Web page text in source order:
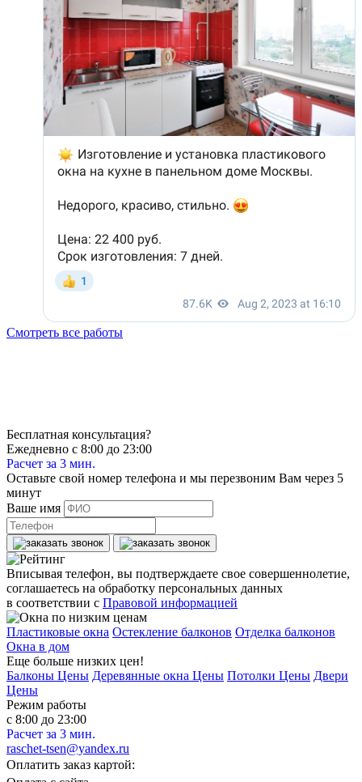
Смотреть все работы
Бесплатная консультация?
Ежедневно с 8:00 до 23:00
Расчет за 3 мин.
Оставьте свой номер телефона и мы перезвоним Вам через 5
минут
Ваше имя
Вписывая телефон, вы подтверждаете свое совершеннолетие,
соглашаетесь на обработку персональных данных
в соответствии с Правовой информацией
Пластиковые окна Остекление балконов Отделка балконов
Окна в дом
Еще больше низких цен!
Балконы Цены Деревянные окна Цены Потолки Цены Двери
Цены
Режим работы
с 8:00 до 23:00
Расчет за 3 мин.
raschet-tsen@yandex.ru
Оплатить заказ картой: